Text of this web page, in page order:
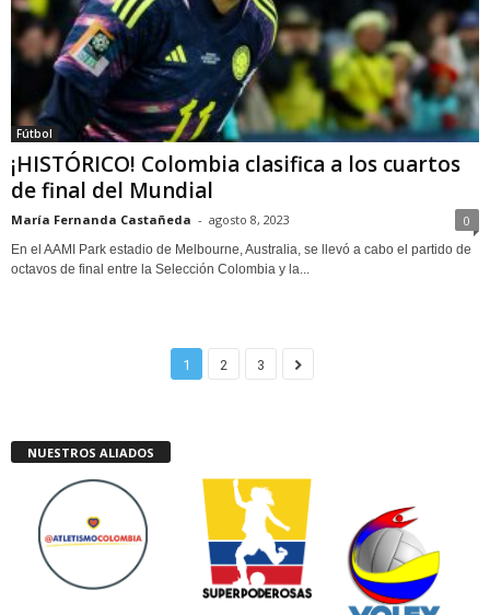
Fútbol
¡HISTÓRICO! Colombia clasifica a los cuartos
de final del Mundial
María Fernanda Castañeda - agosto 8, 2023 0
En el AAMI Park estadio de Melbourne, Australia, se llevó a cabo el partido de
octavos de final entre la Selección Colombia y la...
1 2 3
NUESTROS ALIADOS